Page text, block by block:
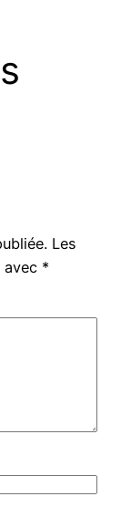
Les
*